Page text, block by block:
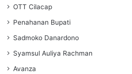
OTT Cilacap
Penahanan Bupati
Sadmoko Danardono
Syamsul Auliya Rachman
Avanza